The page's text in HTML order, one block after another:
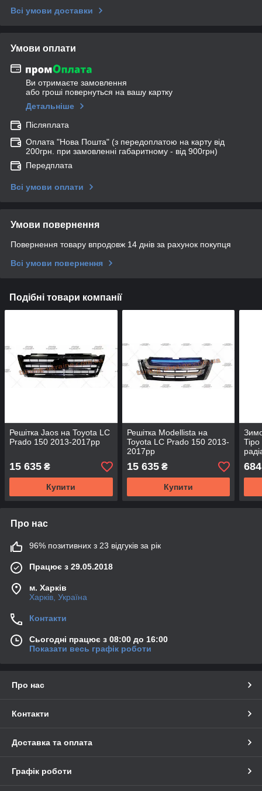
Всі умови доставки
Умови оплати
Ви отримаєте замовлення
або гроші повернуться на вашу картку
Детальніше
Післяплата
Оплата "Нова Пошта" (з передоплатою на карту від
200грн. при замовленні габаритному - від 900грн)
Передплата
Всі умови оплати
Умови повернення
Повернення товару впродовж 14 днів за рахунок покупця
Всі умови повернення
Подібні товари компанії
Решітка Jaos на Toyota LC
Prado 150 2013-2017рр
15 635 ₴
Купити
Решітка Modellista на
Toyota LC Prado 150 2013-
2017рр
15 635₴
Купити
Tipo
Про нас
96% позитивних з 23 відгуків за рік
Працює з 29.05.2018
м. Харків
Харків, Україна
Контакти
Сьогодні працює з 08:00 до 16:00
Показати весь графік роботи
Про нас
Контакти
Доставка та оплата
Графік роботи